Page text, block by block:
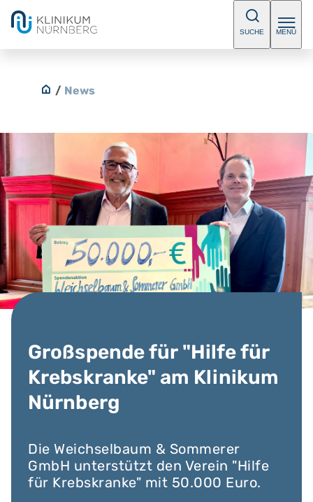
SUCHE MENÜ
/ News
Großspende für "Hilfe für
Krebskranke" am Klinikum
Nürnberg
Die Weichselbaum & Sommerer
GmbH unterstützt den Verein "Hilfe
für Krebskranke" mit 50.000 Euro.